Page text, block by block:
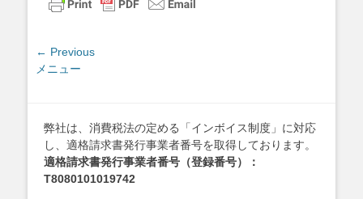
投
稿
ゲ
ー
シ
ョ
← Previous
Previous
メニュー
弊社は、消費税法の定める「インボイス制度」に対応
し、適格請求書発行事業者番号を取得しております。
適格請求書発行事業者番号（登録番号）：
T8080101019742